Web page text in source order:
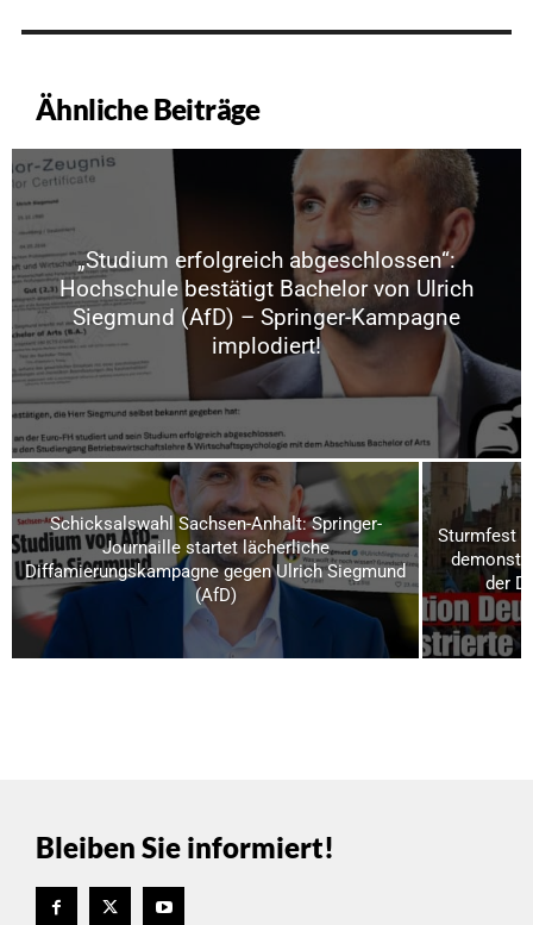
Ähnliche Beiträge
„Studium erfolgreich abgeschlossen“:
Hochschule bestätigt Bachelor von Ulrich
Siegmund (AfD) – Springer-Kampagne
implodiert!
Schicksalswahl Sachsen-Anhalt: Springer-
Journaille startet lächerliche
Diffamierungskampagne gegen Ulrich Siegmund
(AfD)
Sturmfest
der
Bleiben Sie informiert!